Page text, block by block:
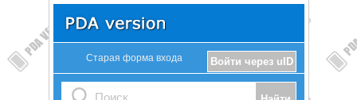
Войти через uID
Старая форма входа